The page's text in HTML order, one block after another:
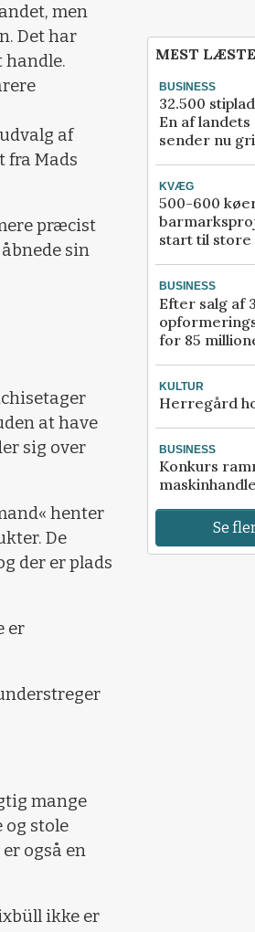
men
Det har
af
fra Mads
præcist
sin
at have
sig over
henter
De
der er plads
er
mange
og stole
også en
ikke er
MEST LÆSTE
BUSINESS
32.500
En af
sender nu
KVÆG
500-600
start til store
BUSINESS
Efter salg af
for 85
KULTUR
Herregård
BUSINESS
Konkurs
Se